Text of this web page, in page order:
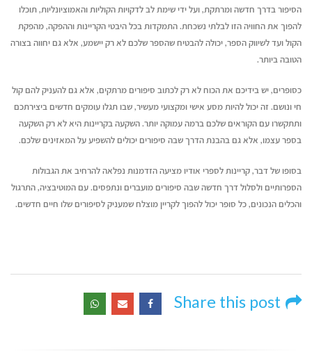
הסיפור בדרך חדשה ומרתקת, ועל ידי שימת לב לדקויות הקוליות והאמוציונליות, תוכלו
להפוך את החוויה הזו לבלתי נשכחת. התמקדות בכל היבטי הקריינות וההפקה, מהפקת
הקול ועד לשיווק הספר, יכולה להבטיח שהספר שלכם לא רק יישמע, אלא גם יחווה בצורה
הטובה ביותר.
כסופרים, יש בידיכם את הכוח לא רק לכתוב סיפורים מרתקים, אלא גם להעניק להם קול
חי ונושם. זה יכול להיות מסע אישי ומקצועי מעשיר, שבו תגלו עומקים חדשים ביצירתכם
ותתקשרו עם הקוראים שלכם ברמה עמוקה יותר. השקעה בקריינות היא לא רק השקעה
בספר עצמו, אלא גם בהבנת הדרך שבה סיפורים יכולים להשפיע על המאזינים שלכם.
בסופו של דבר, קריינות לספרי אודיו מציעה הזדמנות נפלאה להרחיב את הגבולות
הספרותיים ולסלול דרך חדשה שבה סיפורים מועברים ונתפסים. עם המוטיבציה, התרגול
והכלים הנכונים, כל סופר יכול להפוך לקריין מוצלח שמעניק לסיפורים שלו חיים חדשים.
Share this post